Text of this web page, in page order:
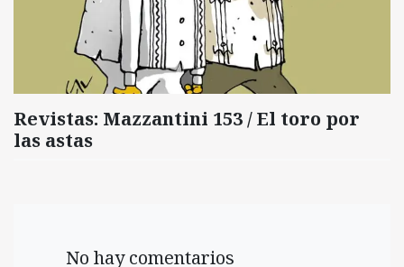
Revistas: Mazzantini 153 / El toro por
las astas
No hay comentarios